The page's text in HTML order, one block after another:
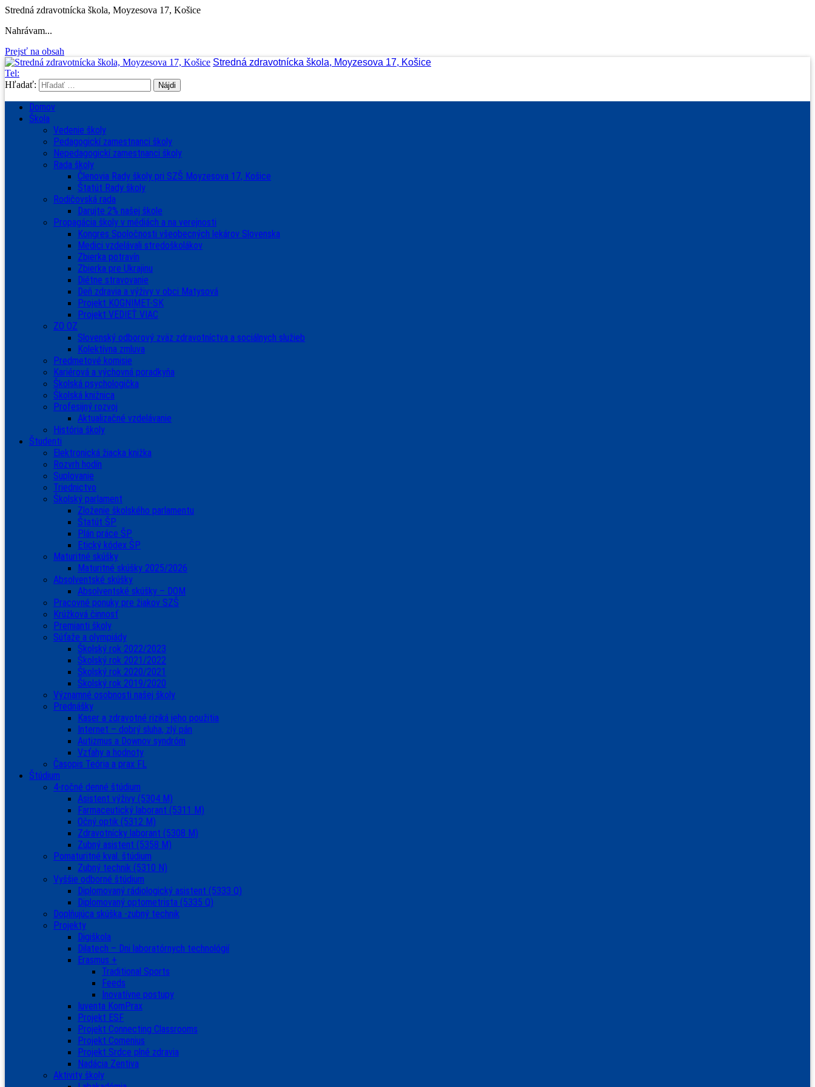
Stredná zdravotnícka škola, Moyzesova 17, Košice
Nahrávam...
Prejsť na obsah
Stredná zdravotnícka škola, Moyzesova 17, Košice
Tel:
Hľadať:
Domov
Škola
Vedenie školy
Pedagogickí zamestnanci školy
Nepedagogickí zamestnanci školy
Rada školy
Členovia Rady školy pri SZŠ Moyzesova 17, Košice
Štatút Rady školy
Rodičovská rada
Darujte 2% našej škole
Propagácia školy v médiách a na verejnosti
Kongres Spoločnosti všeobecných lekárov Slovenska
Medici vzdelávali stredoškolákov
Zbierka potravín
Zbierka pre Ukrajinu
Diétne stravovanie
Deň zdravia a výživy v obci Matysová
Projekt KOGNIMET-SK
Projekt VEDIEŤ VIAC
ZO OZ
Slovenský odborový zväz zdravotníctva a sociálnych služieb
Kolektívna zmluva
Predmetové komisie
Kariérová a výchovná poradkyňa
Školská psychologička
Školská knižnica
Profesijný rozvoj
Aktualizačné vzdelávanie
História školy
Študenti
Elektronická žiacka knižka
Rozvrh hodín
Suplovanie
Triednictvo
Školský parlament
Zloženie školského parlamentu
Štatút ŠP
Plán práce ŠP
Etický kódex ŠP
Maturitné skúšky
Maturitné skúšky 2025/2026
Absolventské skúšky
Absolventské skúšky – DOM
Pracovné ponuky pre žiakov SZŠ
Krúžková činnosť
Premianti školy
Súťaže a olympiády
Školský rok 2022/2023
Školský rok 2021/2022
Školský rok 2020/2021
Školský rok 2019/2020
Významné osobnosti našej školy
Prednášky
Kaser a zdravotné riziká jeho použitia
Internet – dobrý sluha, zlý pán
Autizmus a Downov syndróm
Vzťahy a hodnoty
Časopis Teória a prax FL
Štúdium
4-ročné denné štúdium
Asistent výživy (5304 M)
Farmaceutický laborant (5311 M)
Očný optik (5312 M)
Zdravotnícky laborant (5308 M)
Zubný asistent (5358 M)
Pomaturitné kval. štúdium
Zubný technik (5310 N)
Vyššie odborné štúdium
Diplomovaný rádiologický asistent (5333 Q)
Diplomovaný optometrista (5335 Q)
Doplňujúca skúška -zubný technik
Projekty
Digiškola
Dilatech – Dni laboratórnych technológií
Erasmus +
Traditional Sports
Feeds
Inovatívne postupy
Iuventa KomPrax
Projekt ESF
Projekt Connecting Classrooms
Projekt Comenius
Projekt Srdce plné zdravia
Nadácia Zentiva
Aktivity školy